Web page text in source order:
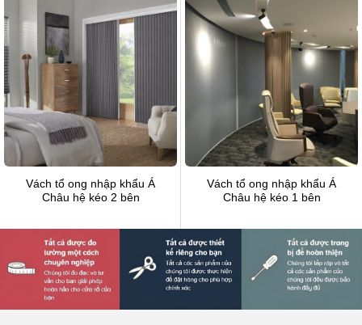
Vách tổ ong nhập khẩu Á
Châu hệ kéo 2 bên
Vách tổ ong nhập khẩu Á
Châu hệ kéo 1 bên